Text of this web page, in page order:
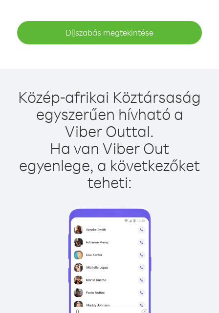
Díjszabás megtekintése
Közép-afrikai Köztársaság
egyszerűen hívható a
Viber Outtal.
Ha van Viber Out
egyenlege, a következőket
teheti: